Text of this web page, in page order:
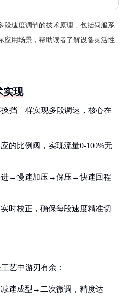
段速度调节的技术原理，包括伺服系
应用场景，帮助读者了解设备灵活性
实现
挡一样实现多段调速，核心在
应的比例阀，实现流量0-100%无
进→慢速加压→保压→快速回程
实时校正，确保每段速度精准切
艺中游刃有余：
速成型→二次微调，精度达